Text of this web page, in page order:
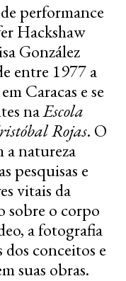
performance
Hackshaw
González
entre 1977 a
Caracas e se
naEscola
Rojas. O
a natureza
pesquisas e
vitais da
sobre o corpo
a fotografia
dos conceitos e
suas obras.